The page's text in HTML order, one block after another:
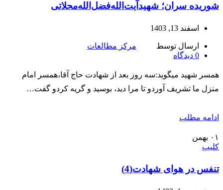
شوريده سران؛ شهیدآیت‌الله‌فضل‌الله‌محلاتی
اسفند 13, 1403
ارسال توسط
مرکز مطالعات
0 دیدگاه
همسر شهید میگوید:سه روز بعد از شهادت حاج آقا،همسر امام
منزل ما تشریف آوردو تا مرا دید، بوسید و گریه کردو گفت…
ادامه مطلب
۰۱ بهمن
کلیپ
تنفس در هوای شهادت(4)